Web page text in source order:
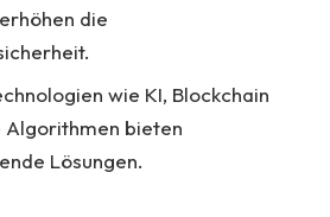
die
wie KI, Blockchain
Algorithmen bieten
Lösungen.